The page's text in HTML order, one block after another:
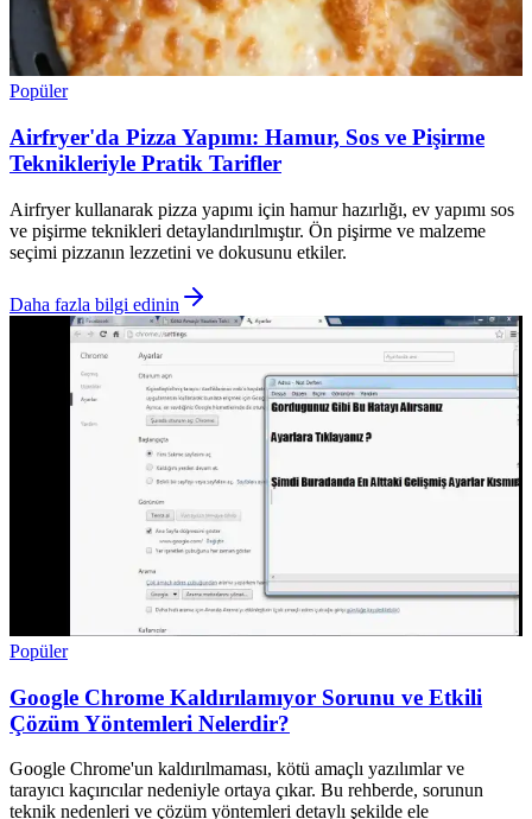
Popüler
Airfryer'da Pizza Yapımı: Hamur, Sos ve Pişirme
Teknikleriyle Pratik Tarifler
Airfryer kullanarak pizza yapımı için hamur hazırlığı, ev yapımı sos
ve pişirme teknikleri detaylandırılmıştır. Ön pişirme ve malzeme
seçimi pizzanın lezzetini ve dokusunu etkiler.
Daha fazla bilgi edinin
Popüler
Google Chrome Kaldırılamıyor Sorunu ve Etkili
Çözüm Yöntemleri Nelerdir?
Google Chrome'un kaldırılmaması, kötü amaçlı yazılımlar ve
tarayıcı kaçırıcılar nedeniyle ortaya çıkar. Bu rehberde, sorunun
teknik nedenleri ve çözüm yöntemleri detaylı şekilde ele